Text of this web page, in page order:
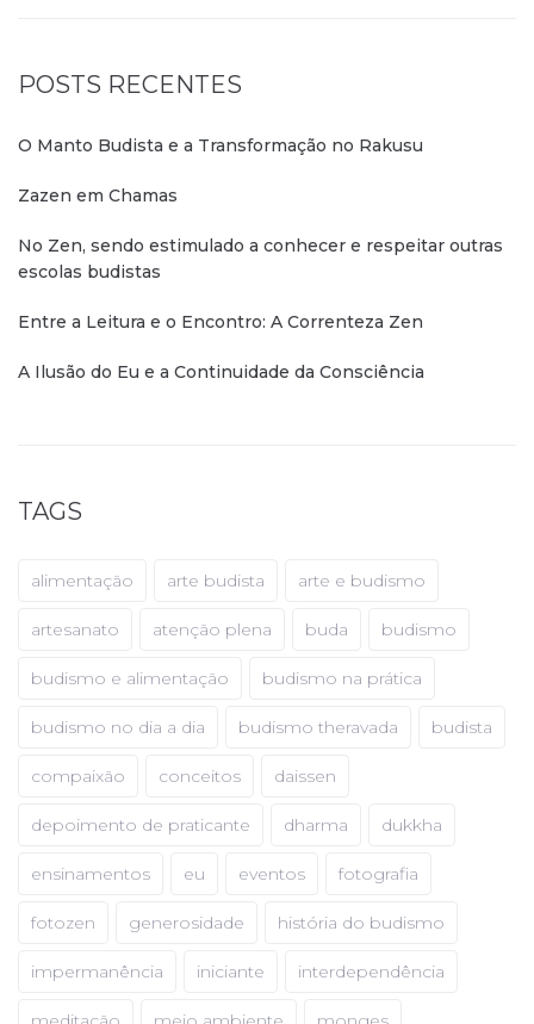
POSTS RECENTES
O Manto Budista e a Transformação no Rakusu
Zazen em Chamas
No Zen, sendo estimulado a conhecer e respeitar outras
escolas budistas
Entre a Leitura e o Encontro: A Correnteza Zen
A Ilusão do Eu e a Continuidade da Consciência
TAGS
alimentação arte budista arte e budismo
artesanato atenção plena buda budismo
budismo e alimentação budismo na prática
budismo no dia a dia budismo theravada budista
compaixão conceitos daissen
depoimento de praticante dharma dukkha
ensinamentos eu eventos fotografia
fotozen generosidade história do budismo
impermanência iniciante interdependência